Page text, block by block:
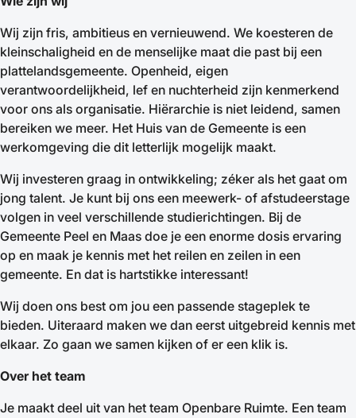
Wij zijn fris, ambitieus en vernieuwend. We koesteren de
kleinschaligheid en de menselijke maat die past bij een
plattelandsgemeente. Openheid, eigen
verantwoordelijkheid, lef en nuchterheid zijn kenmerkend
voor ons als organisatie. Hiërarchie is niet leidend, samen
bereiken we meer. Het Huis van de Gemeente is een
werkomgeving die dit letterlijk mogelijk maakt.
Wij investeren graag in ontwikkeling; zéker als het gaat om
jong talent. Je kunt bij ons een meewerk- of afstudeerstage
volgen in veel verschillende studierichtingen. Bij de
Gemeente Peel en Maas doe je een enorme dosis ervaring
op en maak je kennis met het reilen en zeilen in een
gemeente. En dat is hartstikke interessant!
Wij doen ons best om jou een passende stageplek te
bieden. Uiteraard maken we dan eerst uitgebreid kennis met
elkaar. Zo gaan we samen kijken of er een klik is.
Over het team
Je maakt deel uit van het team Openbare Ruimte. Een team